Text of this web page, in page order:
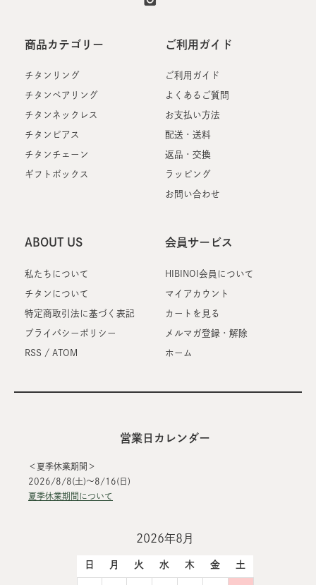
商品カテゴリー
チタンリング
チタンペアリング
チタンネックレス
チタンピアス
チタンチェーン
ギフトボックス
ご利用ガイド
ご利用ガイド
よくあるご質問
お支払い方法
配送・送料
返品・交換
ラッピング
お問い合わせ
ABOUT US
私たちについて
チタンについて
特定商取引法に基づく表記
プライバシーポリシー
RSS / ATOM
会員サービス
HIBINOI会員について
マイアカウント
カートを見る
メルマガ登録・解除
ホーム
営業日カレンダー
＜夏季休業期間＞
2026/8/8(土)～8/16(日)
夏季休業期間について
2026年8月
日 月 火 水 木 金 土